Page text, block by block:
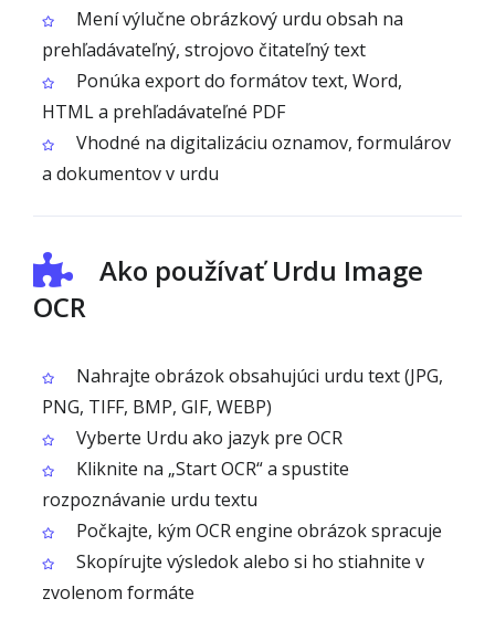
Mení výlučne obrázkový urdu obsah na
prehľadávateľný, strojovo čitateľný text
Ponúka export do formátov text, Word,
HTML a prehľadávateľné PDF
Vhodné na digitalizáciu oznamov, formulárov
a dokumentov v urdu
Ako používať Urdu Image
OCR
Nahrajte obrázok obsahujúci urdu text (JPG,
PNG, TIFF, BMP, GIF, WEBP)
Vyberte Urdu ako jazyk pre OCR
Kliknite na „Start OCR“ a spustite
rozpoznávanie urdu textu
Počkajte, kým OCR engine obrázok spracuje
Skopírujte výsledok alebo si ho stiahnite v
zvolenom formáte